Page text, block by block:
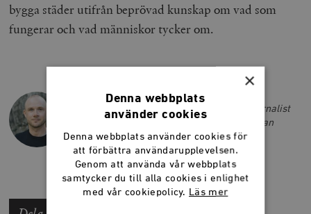
bygga städer utifrån beprövad kunskap om vad som
fungerar och vad människor tycker om.
LARS ANDERS JOHANSSON
Lars Anders Johansson är författare, journalist
och tidigare chefredaktör på Smedjan. Han
driver också podcastenBudoarstämning
×
Denna webbplats
använder cookies
Denna webbplats använder cookies för
att förbättra användarupplevelsen.
Genom att använda vår webbplats
samtycker du till alla cookies i enlighet
med vår cookiepolicy. Läs mer